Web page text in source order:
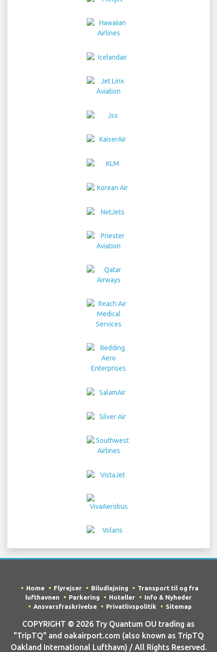
Home Flyrejser Biludlejning
Transport til og fra
lufthavnen
Parkering Hoteller
Info & Nyheder
Ansvarsfraskrivelse
Privatlivspolitik Sitemap
COPYRIGHT © 2026 Try Quantum OU trading as
"TripTQ" and oakairport.com (also known as TripTQ
Oakland International Lufthavn) / All Rights Reserved.